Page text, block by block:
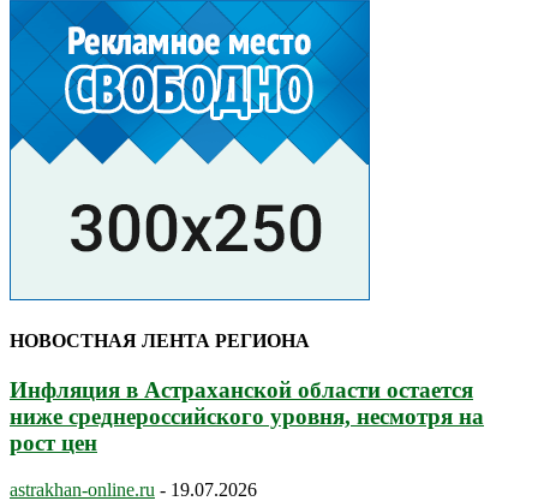
НОВОСТНАЯ ЛЕНТА РЕГИОНА
Инфляция в Астраханской области остается
ниже среднероссийского уровня, несмотря на
рост цен
astrakhan-online.ru - 19.07.2026